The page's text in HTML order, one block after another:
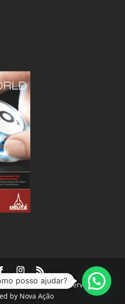
Todos os direitos reservados.
by Nova Ação
posso ajudar?